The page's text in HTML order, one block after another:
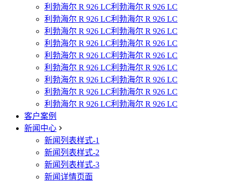
利勃海尔 R 926 LC利勃海尔 R 926 LC
利勃海尔 R 926 LC利勃海尔 R 926 LC
利勃海尔 R 926 LC利勃海尔 R 926 LC
利勃海尔 R 926 LC利勃海尔 R 926 LC
利勃海尔 R 926 LC利勃海尔 R 926 LC
利勃海尔 R 926 LC利勃海尔 R 926 LC
利勃海尔 R 926 LC利勃海尔 R 926 LC
利勃海尔 R 926 LC利勃海尔 R 926 LC
利勃海尔 R 926 LC利勃海尔 R 926 LC
客户案例
新闻中心
新闻列表样式-1
新闻列表样式-2
新闻列表样式-3
新闻详情页面